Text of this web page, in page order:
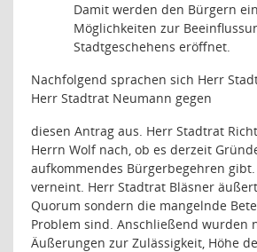
Damit werden den Bürgern
Möglichkeiten zur
Stadtgeschehens eröffnet.
Nachfolgend sprachen sich Herr
Herr Stadtrat Neumann gegen
diesen Antrag aus. Herr Stadtrat
Herrn Wolf nach, ob es derzeit
aufkommendes Bürgerbegehren
verneint. Herr Stadtrat Bläsner
Quorum sondern die mangelnde
Problem sind. Anschließend wurden
Äußerungen zur Zulässigkeit, Höhe